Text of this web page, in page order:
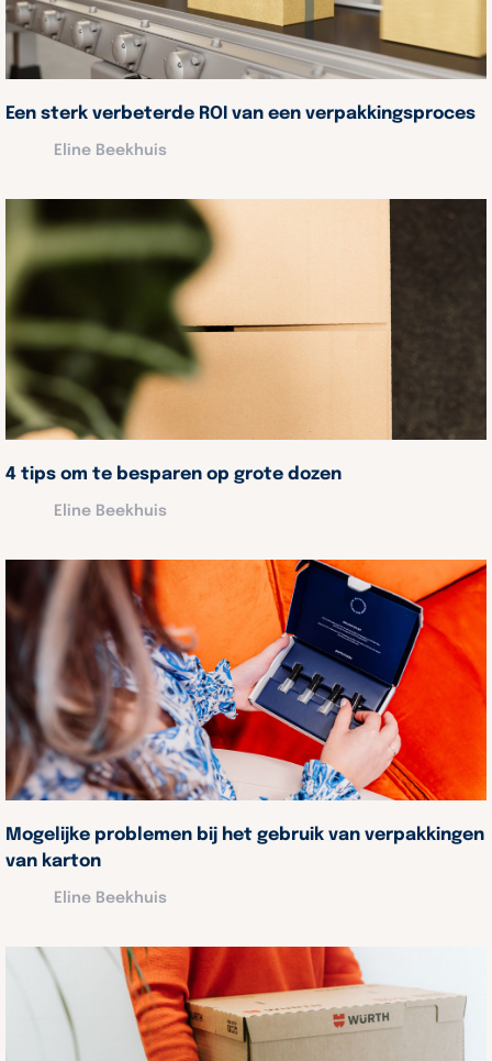
Een sterk verbeterde ROI van een verpakkingsproces
Eline Beekhuis
4 tips om te besparen op grote dozen
Eline Beekhuis
Mogelijke problemen bij het gebruik van verpakkingen
van karton
Eline Beekhuis